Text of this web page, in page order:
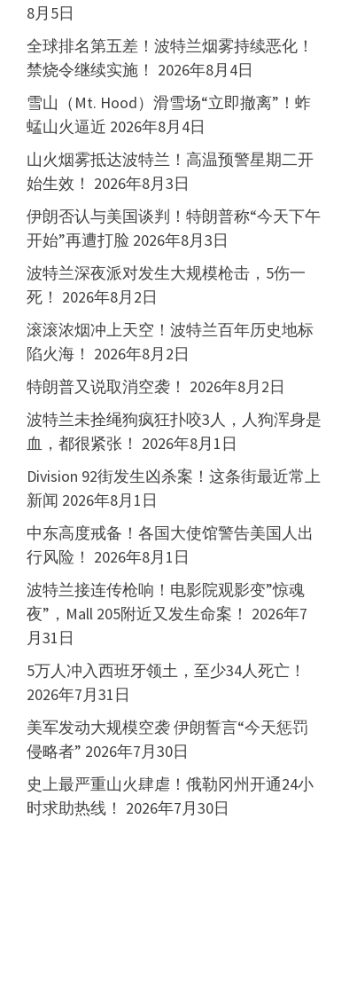
8月5日
全球排名第五差！波特兰烟雾持续恶化！
禁烧令继续实施！ 2026年8月4日
雪山（Mt. Hood）滑雪场“立即撤离”！蚱
蜢山火逼近 2026年8月4日
山火烟雾抵达波特兰！高温预警星期二开
始生效！ 2026年8月3日
伊朗否认与美国谈判！特朗普称“今天下午
开始”再遭打脸 2026年8月3日
波特兰深夜派对发生大规模枪击，5伤一
死！ 2026年8月2日
滚滚浓烟冲上天空！波特兰百年历史地标
陷火海！ 2026年8月2日
特朗普又说取消空袭！ 2026年8月2日
波特兰未拴绳狗疯狂扑咬3人，人狗浑身是
血，都很紧张！ 2026年8月1日
Division 92街发生凶杀案！这条街最近常上
新闻 2026年8月1日
中东高度戒备！各国大使馆警告美国人出
行风险！ 2026年8月1日
波特兰接连传枪响！电影院观影变”惊魂
夜”，Mall 205附近又发生命案！ 2026年7
月31日
5万人冲入西班牙领土，至少34人死亡！
2026年7月31日
美军发动大规模空袭 伊朗誓言“今天惩罚
侵略者” 2026年7月30日
史上最严重山火肆虐！俄勒冈州开通24小
时求助热线！ 2026年7月30日